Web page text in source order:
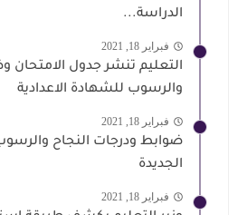
الدراسة...
فبراير 18, 2021
التعليم تنشر جدول الامتحان
والرسوب للشهادة الاعدادية
فبراير 18, 2021
ضوابط ودرجات النجاح
الجديدة
فبراير 18, 2021